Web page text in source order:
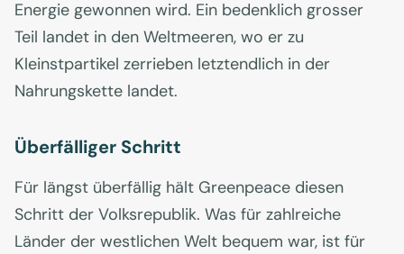
Energie gewonnen wird. Ein bedenklich grosser
Teil landet in den Weltmeeren, wo er zu
Kleinstpartikel zerrieben letztendlich in der
Nahrungskette landet.
Überfälliger Schritt
Für längst überfällig hält Greenpeace diesen
Schritt der Volksrepublik. Was für zahlreiche
Länder der westlichen Welt bequem war, ist für